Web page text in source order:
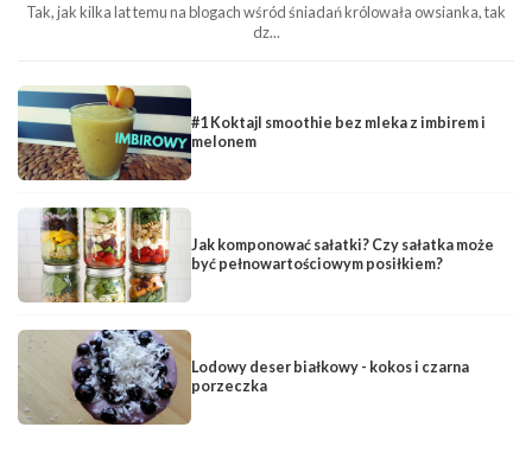
Tak, jak kilka lat temu na blogach wśród śniadań królowała owsianka, tak
dz...
#1 Koktajl smoothie bez mleka z imbirem i
melonem
Jak komponować sałatki? Czy sałatka może
być pełnowartościowym posiłkiem?
Lodowy deser białkowy - kokos i czarna
porzeczka